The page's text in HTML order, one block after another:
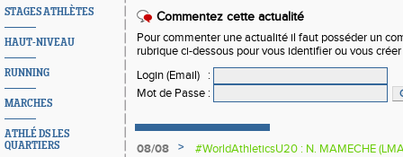
STAGES ATHLÈTES
HAUT-NIVEAU
RUNNING
MARCHES
ATHLÉ DS LES
QUARTIERS
Commentez cette actualité
Pour commenter une actualité il faut posséder un
rubrique ci-dessous pour vous identifier ou vous
Login (Email)
:
Mot de Passe :
08/08 >
#WorldAthleticsU20 : N. MAMECHE